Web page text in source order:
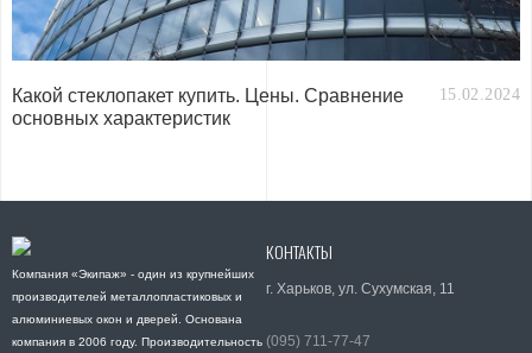
Какой стеклопакет купить. Цены. Сравнение
основных характеристик
15.02.2024
Компания «Экипаж» - один из крупнейших
производителей металлопластиковых и
алюминиевых окон и дверей. Основана
компания в 2006 году. Производительность
КОНТАКТЫ
г. Харьков, ул. Сухумская, 11
(095) 711-77-47